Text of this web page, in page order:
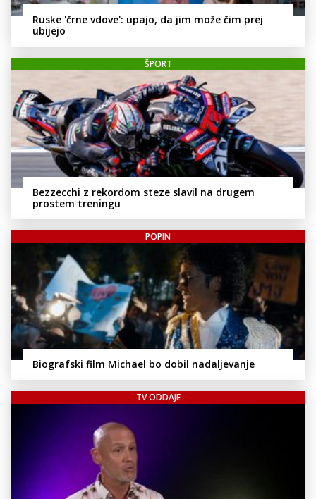
Ruske 'črne vdove': upajo, da jim može čim prej
ubijejo
ŠPORT
Bezzecchi z rekordom steze slavil na drugem
prostem treningu
POPIN
Biografski film Michael bo dobil nadaljevanje
TV ODDAJE